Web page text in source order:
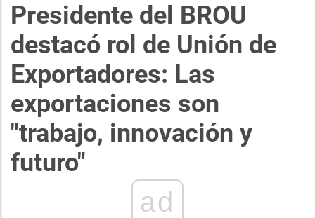
Presidente del BROU
destacó rol de Unión de
Exportadores: Las
exportaciones son
"trabajo, innovación y
futuro"
ad